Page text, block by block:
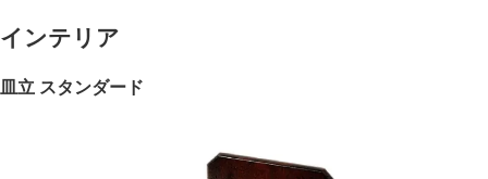
インテリア
皿立 スタンダード